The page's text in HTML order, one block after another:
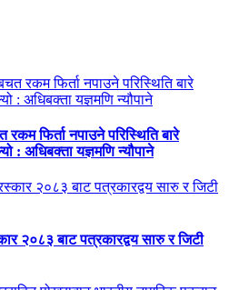
फिर्ता नपाउने परिस्थिति बारे
: अधिबक्ता यज्ञमणि न्यौपाने
२०८३ बाट पत्रकारद्वय सारु र जिटी